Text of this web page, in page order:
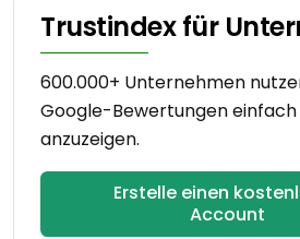
Trustindex für
600.000+ Unternehmen
Google-Bewertungen
anzuzeigen.
Erstelle einen
Account